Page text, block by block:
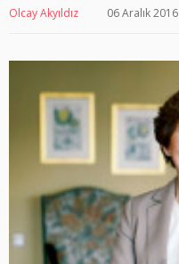
Olcay Akyıldız 06 Aralık 2016